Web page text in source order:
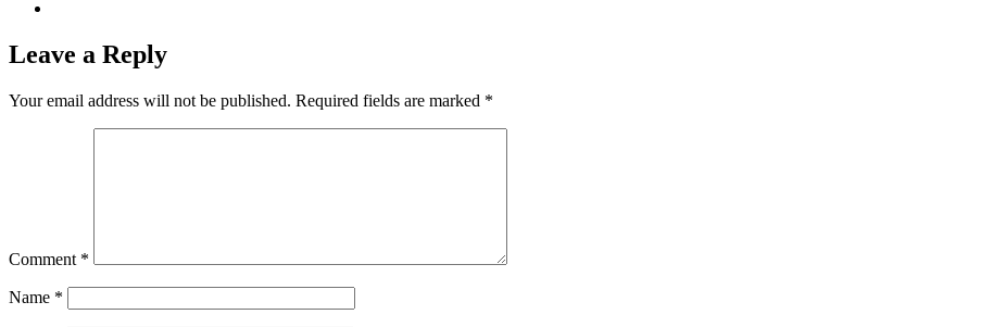
Leave a Reply
Your email address will not be published. Required fields are marked *
Comment *
Name *